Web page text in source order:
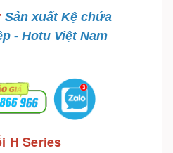
Sản xuất Kệ chứa
- Hotu Việt Nam
H Series